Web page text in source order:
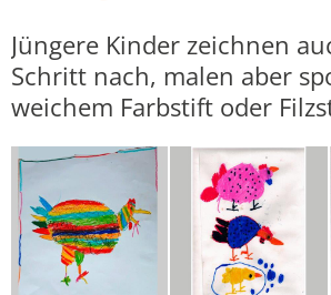
Jüngere Kinder zeichnen
Schritt nach, malen aber
weichem Farbstift oder